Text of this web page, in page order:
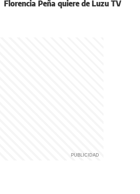
Florencia Peña quiere de Luzu TV